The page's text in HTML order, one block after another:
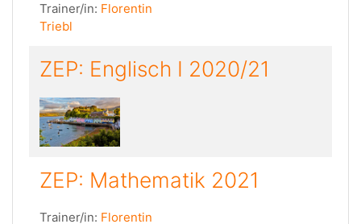
Trainer/in: Florentin
Triebl
ZEP: Englisch I 2020/21
ZEP: Mathematik 2021
Trainer/in: Florentin